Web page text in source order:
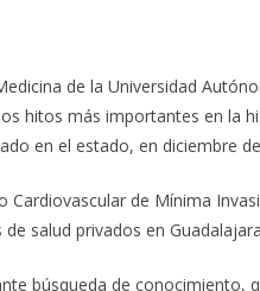
de la Universidad
hitos más importantes en la
en el estado, en diciembre
de Mínima
salud privados en
búsqueda de conocimiento,